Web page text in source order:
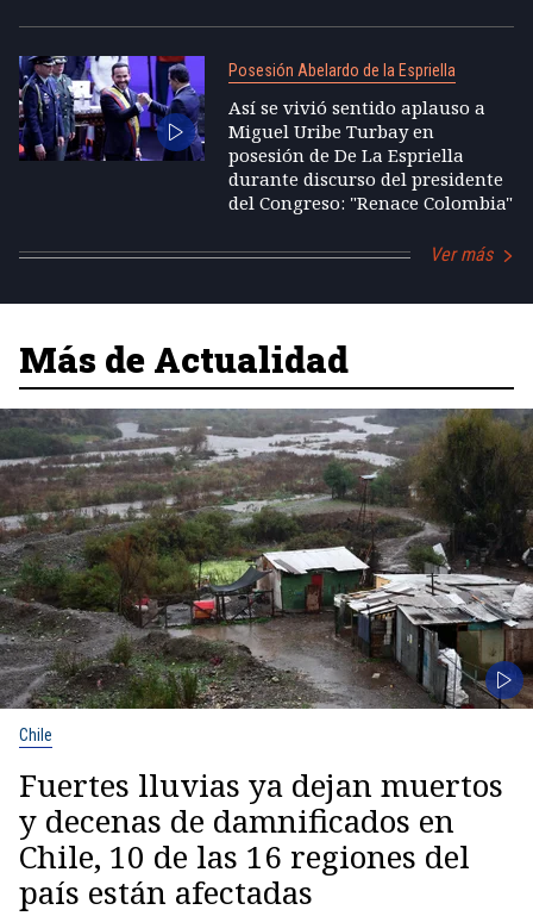
Posesión Abelardo de la Espriella
Así se vivió sentido aplauso a
Miguel Uribe Turbay en
posesión de De La Espriella
durante discurso del presidente
del Congreso: "Renace Colombia"
Ver más
Más de Actualidad
Chile
Fuertes lluvias ya dejan muertos
y decenas de damnificados en
Chile, 10 de las 16 regiones del
país están afectadas